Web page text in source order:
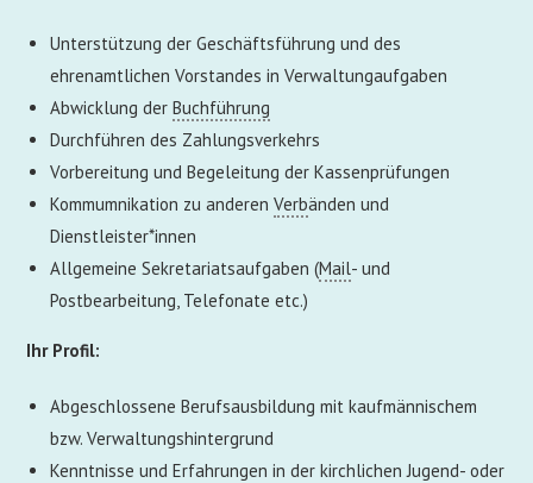
Unterstützung der Geschäftsführung und des
ehrenamtlichen Vorstandes in Verwaltungaufgaben
Abwicklung derBuchführung
Durchführen des Zahlungsverkehrs
Vorbereitung und Begeleitung der Kassenprüfungen
Kommumnikation zu anderenVerbänden und
Dienstleister*innen
Allgemeine Sekretariatsaufgaben (Mail- und
Postbearbeitung, Telefonate etc.)
Ihr Profil:
Abgeschlossene Berufsausbildung mit kaufmännischem
bzw. Verwaltungshintergrund
Kenntnisse und Erfahrungen in der kirchlichen Jugend- oder